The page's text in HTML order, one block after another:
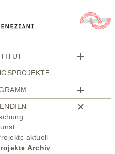
aktuell
Archiv